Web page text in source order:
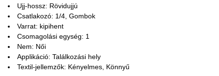
Ujj-hossz: Rövidujjú
Csatlakozó: 1/4, Gombok
Varrat: kipihent
Csomagolási egység: 1
Nem: Női
Applikáció: Találkozási hely
Textil-jellemzők: Kényelmes, Könnyű